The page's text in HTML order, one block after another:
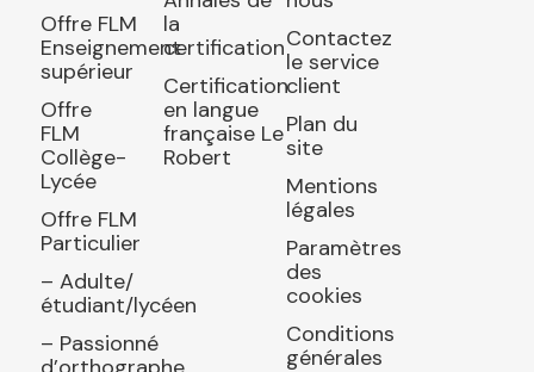
Offre FLM
Enseignement
supérieur
Offre
FLM
Collège-
Lycée
Offre FLM
Particulier
– Adulte/
étudiant/lycéen
– Passionné
la
certification
Certification
en langue
française Le
Robert
Contactez
le service
client
Plan du
site
Mentions
légales
Paramètres
des
cookies
Conditions
générales